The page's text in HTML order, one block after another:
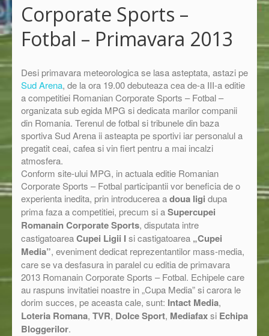
Corporate Sports –
Fotbal – Primavara 2013
Desi primavara meteorologica se lasa asteptata, astazi pe
Sud Arena, de la ora 19.00 debuteaza cea de-a III-a editie
a competitiei Romanian Corporate Sports – Fotbal –
organizata sub egida MPG si dedicata marilor companii
din Romania. Terenul de fotbal si tribunele din baza
sportiva Sud Arena ii asteapta pe sportivi iar personalul a
pregatit ceai, cafea si vin fiert pentru a mai incalzi
atmosfera.
Conform site-ului MPG, in actuala editie Romanian
Corporate Sports – Fotbal participantii vor beneficia de o
experienta inedita, prin introducerea adoua ligi dupa
prima faza a competitiei, precum si aSupercupei
Romanain Corporate Sports, disputata intre
castigatoareaCupei Ligii Isi castigatoarea „Cupei
Media”, eveniment dedicat reprezentantilor mass-media,
care se va desfasura in paralel cu editia de primavara
2013 Romanain Corporate Sports – Fotbal. Echipele care
au raspuns invitatiei noastre in „Cupa Media” si carora le
dorim succes, pe aceasta cale, sunt: Intact Media,
Loteria Romana, TVR, Dolce Sport, Mediafaxsi Echipa
Bloggerilor.